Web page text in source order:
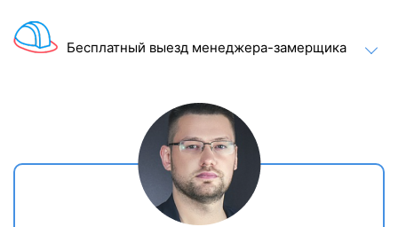
Бесплатный выезд менеджера-замерщика